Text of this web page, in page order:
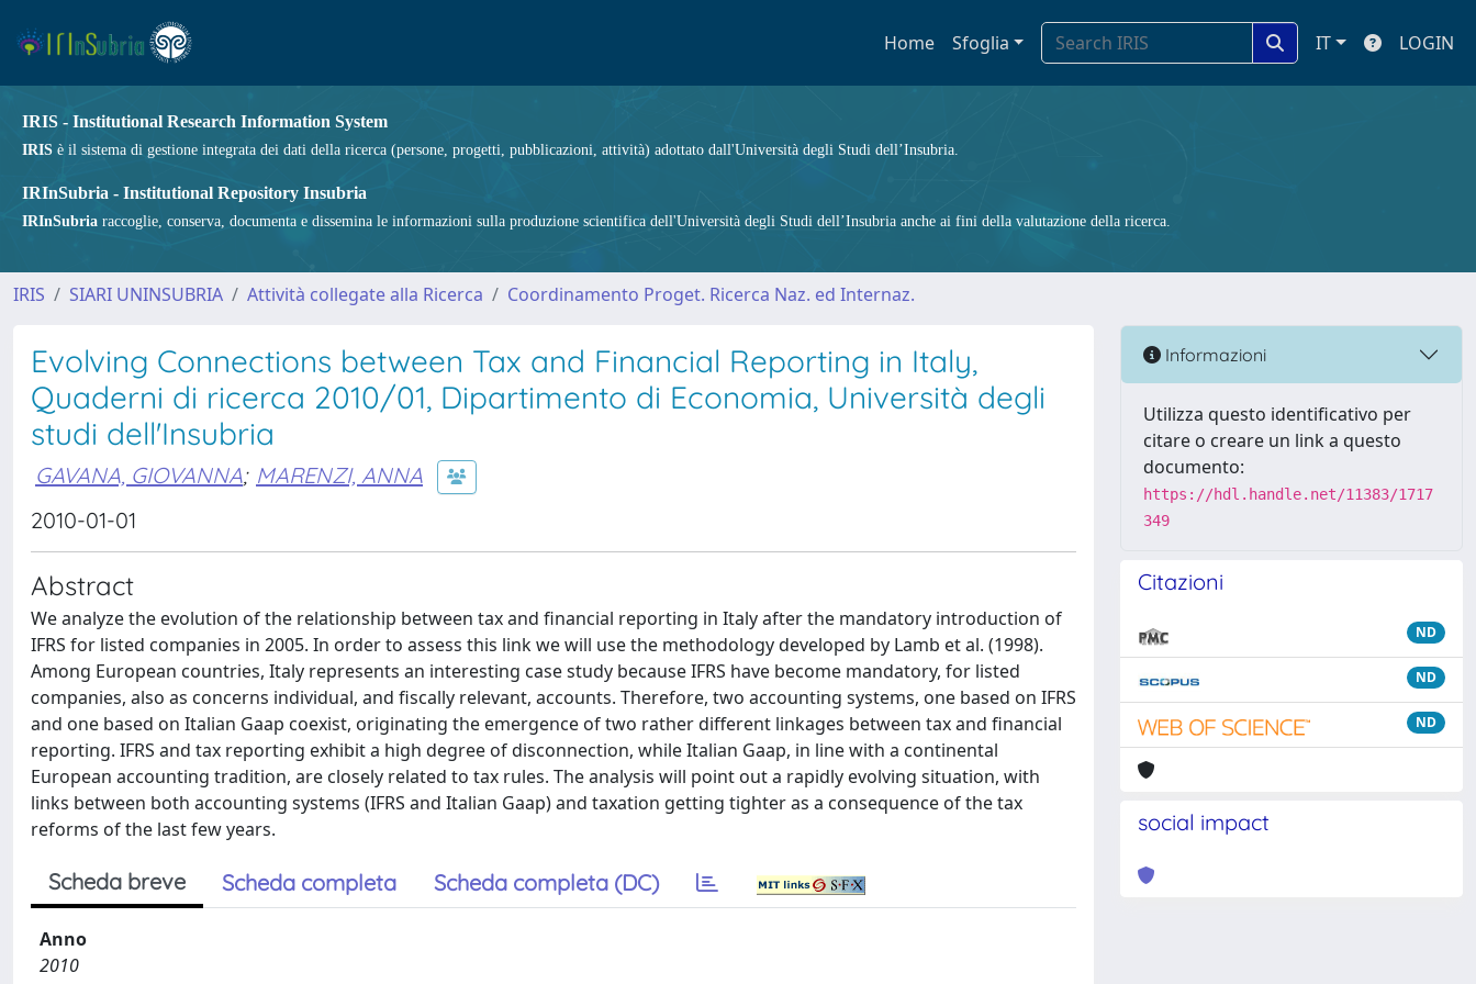
Home Sfoglia IT LOGIN
IRIS - Institutional Research Information System
IRIS è il sistema di gestione integrata dei dati della ricerca (persone, progetti, pubblicazioni, attività) adottato dall'Università degli Studi dell’Insubria.
IRInSubria - Institutional Repository Insubria
IRInSubria raccoglie, conserva, documenta e dissemina le informazioni sulla produzione scientifica dell'Università degli Studi dell’Insubria anche ai fini della valutazione della ricerca.
IRIS SIARI UNINSUBRIA Attività collegate alla Ricerca Coordinamento Proget. Ricerca Naz. ed Internaz.
Evolving Connections between Tax and Financial Reporting in Italy,
Quaderni di ricerca 2010/01, Dipartimento di Economia, Università degli
studi dell'Insubria
GAVANA, GIOVANNA; MARENZI, ANNA
2010-01-01
Abstract
We analyze the evolution of the relationship between tax and financial reporting in Italy after the mandatory introduction of
IFRS for listed companies in 2005. In order to assess this link we will use the methodology developed by Lamb et al. (1998).
Among European countries, Italy represents an interesting case study because IFRS have become mandatory, for listed
companies, also as concerns individual, and fiscally relevant, accounts. Therefore, two accounting systems, one based on IFRS
and one based on Italian Gaap coexist, originating the emergence of two rather different linkages between tax and financial
reporting. IFRS and tax reporting exhibit a high degree of disconnection, while Italian Gaap, in line with a continental
European accounting tradition, are closely related to tax rules. The analysis will point out a rapidly evolving situation, with
links between both accounting systems (IFRS and Italian Gaap) and taxation getting tighter as a consequence of the tax
reforms of the last few years.
Scheda breve Scheda completa Scheda completa (DC)
Anno
2010
Informazioni
Utilizza questo identificativo per
citare o creare un link a questo
documento:
https://hdl.handle.net/11383/1717
349
Citazioni
ND
ND
ND
social impact